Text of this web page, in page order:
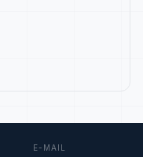
E-MAIL